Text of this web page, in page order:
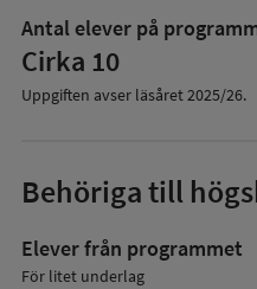
Antal elever på
Cirka 10
Uppgiften avser läsåret2025/26.
Behöriga till
Elever från programmet
För litet underlag